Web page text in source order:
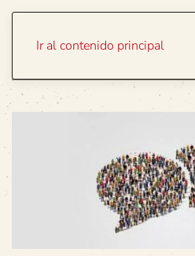
Ir al contenido principal